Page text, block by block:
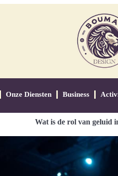
Onze Diensten Business
Wat is de rol van geluid